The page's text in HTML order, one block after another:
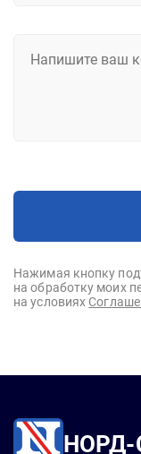
Нажимая кнопку
на обработку моих
на условиях